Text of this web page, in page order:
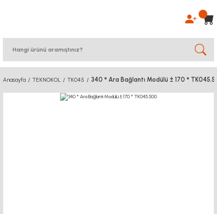
Anasayfa TEKNOKOL TK045 340 ° Ara Bağlantı Modülü ± 170 °